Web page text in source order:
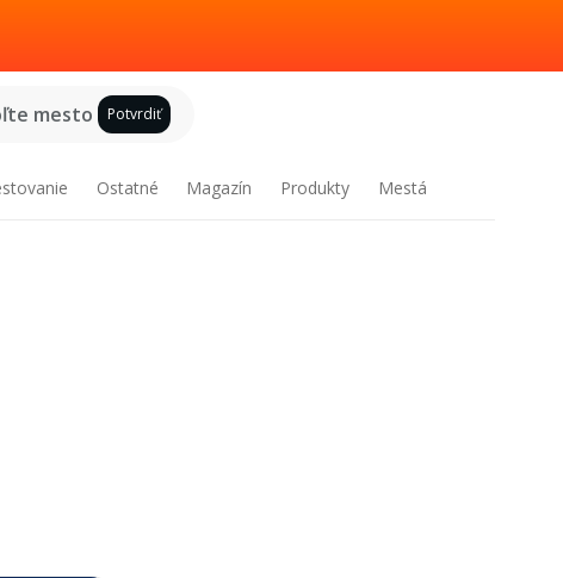
mesto Potvrdiť
Ostatné Magazín Produkty Mestá